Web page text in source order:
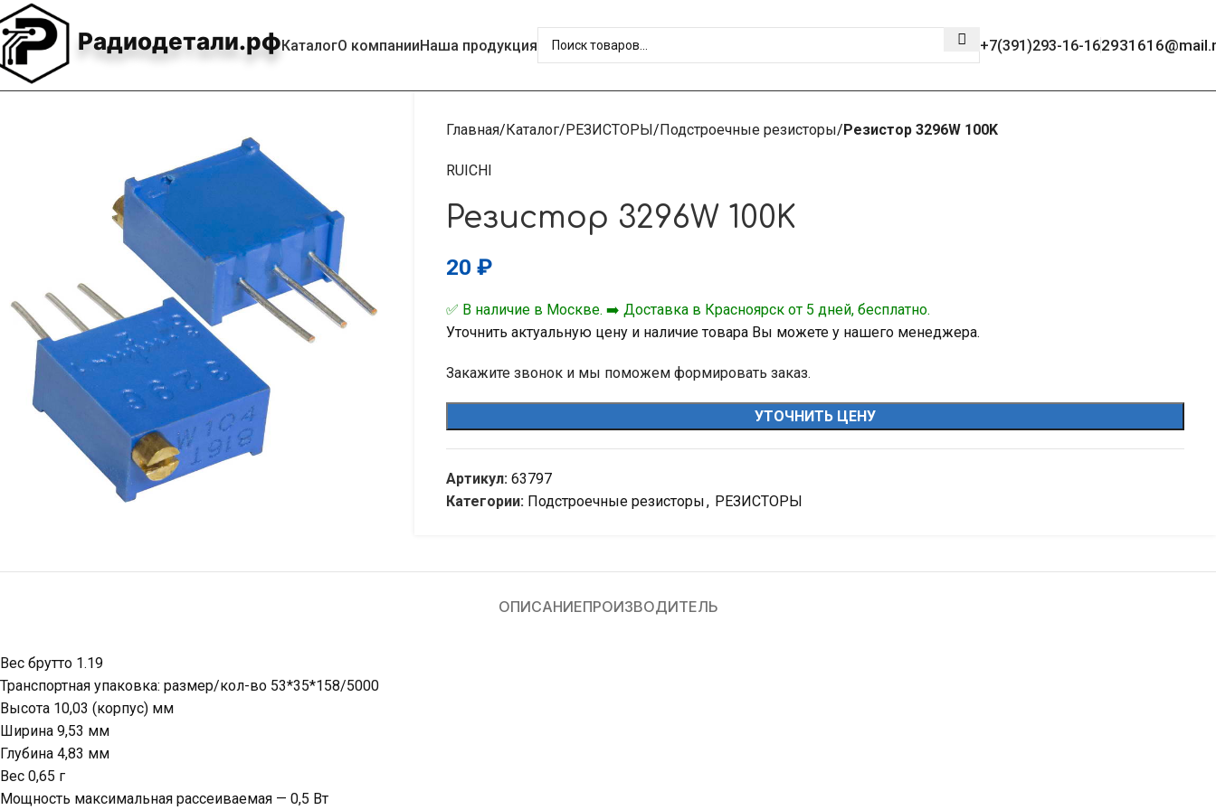
Радиодетали.рфКаталогО компанииНаша продукция +7(391)293-16-16
Главная Каталог РЕЗИСТОРЫ Подстроечные резисторы Резистор 3296W 100K
RUICHI
Резистор 3296W 100K
20 ₽
✅ В наличие в Москве. ➡️ Доставка в Красноярск от 5 дней, бесплатно.
Уточнить актуальную цену и наличие товара Вы можете у нашего менеджера.
Закажите звонок и мы поможем формировать заказ.
УТОЧНИТЬ ЦЕНУ
Артикул: 63797
Категории: Подстроечные резисторы, РЕЗИСТОРЫ
ОПИСАНИЕПРОИЗВОДИТЕЛЬ
Вес брутто 1.19
Транспортная упаковка: размер/кол-во 53*35*158/5000
Высота 10,03 (корпус) мм
Ширина 9,53 мм
Глубина 4,83 мм
Вес 0,65 г
Мощность максимальная рассеиваемая — 0,5 Вт